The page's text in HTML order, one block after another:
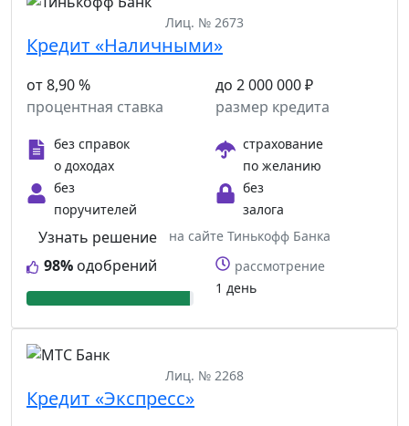
Лиц. № 2673
Кредит «Наличными»
от 8,90 %
процентная ставка
до 2 000 000 ₽
размер кредита
без справок
о доходах
страхование
по желанию
без
поручителей
без
залога
98% одобрений
Узнать решение
на сайте Тинькофф Банка
рассмотрение
1 день
Лиц. № 2268
Кредит «Экспресс»